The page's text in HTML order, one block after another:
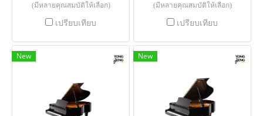
(มีหลายคุณสมบัติให้เลือก)
เปรียบเทียบ
(มีหลายคุณสมบัติให้เลือก)
เปรียบเทียบ
New New